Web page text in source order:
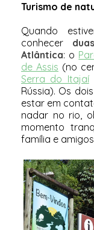
Turismo de
Quando
conhecer
Atlântica: o
de Assis (no
Serra do Itajaí
Rússia). Os
estar em
nadar no rio,
momento
família e